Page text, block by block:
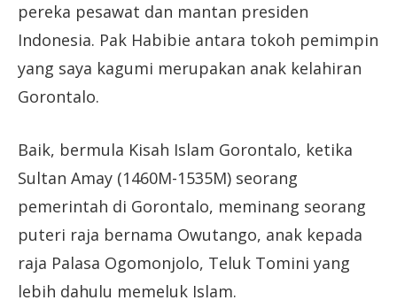
pereka pesawat dan mantan presiden
Indonesia. Pak Habibie antara tokoh pemimpin
yang saya kagumi merupakan anak kelahiran
Gorontalo.
Baik, bermula Kisah Islam Gorontalo, ketika
Sultan Amay (1460M-1535M) seorang
pemerintah di Gorontalo, meminang seorang
puteri raja bernama Owutango, anak kepada
raja Palasa Ogomonjolo, Teluk Tomini yang
lebih dahulu memeluk Islam.